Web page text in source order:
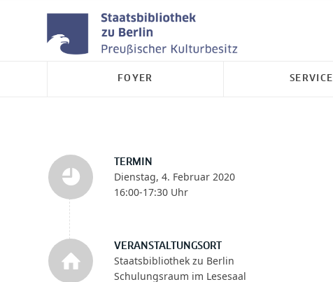
FOYER SERVICE
TERMIN
Dienstag, 4. Februar 2020
16:00-17:30 Uhr
VERANSTALTUNGSORT
Staatsbibliothek zu Berlin
Schulungsraum im Lesesaal